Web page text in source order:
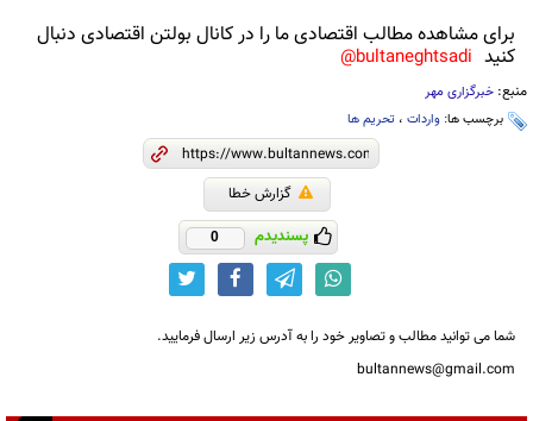
برای مشاهده مطالب اقتصادی ما را در کانال بولتن اقتصادی دنبال
کنید bultaneghtsadi@
منبع: خبرگزاری مهر
برچسب ها: واردات ، تحریم ها
گزارش خطا
پسندیدم 0
شما می توانید مطالب و تصاویر خود را به آدرس زیر ارسال فرمایید.
bultannews@gmail.com